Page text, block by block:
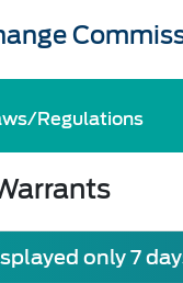
Regulations
only 7